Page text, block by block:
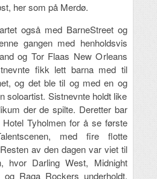
her som på Merdø.
også med BarneStreet og
gangen med henholdsvis
og Tor Flaas New Orleans
fikk lett barna med til
og det ble til og med en og
soloartist. Sistnevnte holdt like
der de spilte. Deretter bar
Tyholmen for å se første
med fire flotte
av den dagen var viet til
hvor Darling West, Midnight
og Raga Rockers underholdt.